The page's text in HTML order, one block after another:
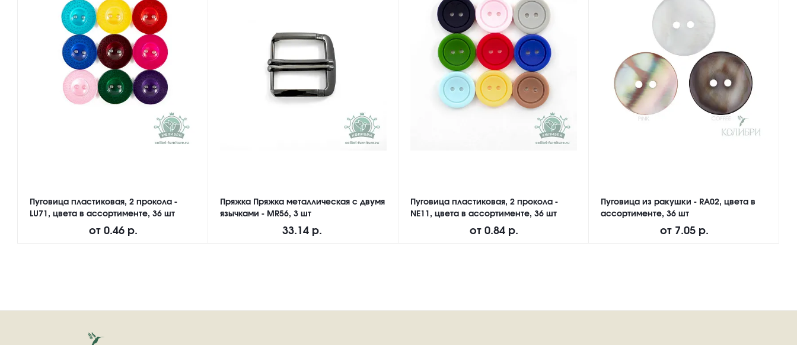
Пуговица пластиковая, 2 прокола -
LU71, цвета в ассортименте, 36 шт
от 0.46 р.
Пряжка Пряжка металлическая с двумя
язычками - MR56, 3 шт
33.14 р.
Пуговица пластиковая, 2 прокола -
NE11, цвета в ассортименте, 36 шт
от 0.84 р.
Пуговица из ракушки - RA02, цвета в
ассортименте, 36 шт
от 7.05 р.